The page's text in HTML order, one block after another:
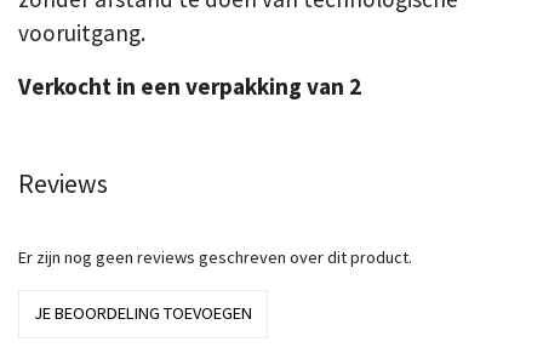
vooruitgang.
Verkocht in een verpakking van 2
Reviews
Er zijn nog geen reviews geschreven over dit product.
JE BEOORDELING TOEVOEGEN